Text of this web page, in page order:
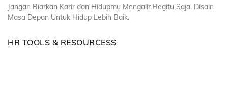
Jangan Biarkan Karir dan Hidupmu Mengalir Begitu Saja. Disain
Masa Depan Untuk Hidup Lebih Baik.
HR TOOLS & RESOURCESS